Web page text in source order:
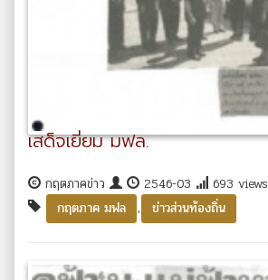
เสด็จเยี่ยม มฟล.
กฤตภาคข่าว 2546-03
693 views
กฤตภาค มฟล
, ข่าวส่วนท้องถิ่น